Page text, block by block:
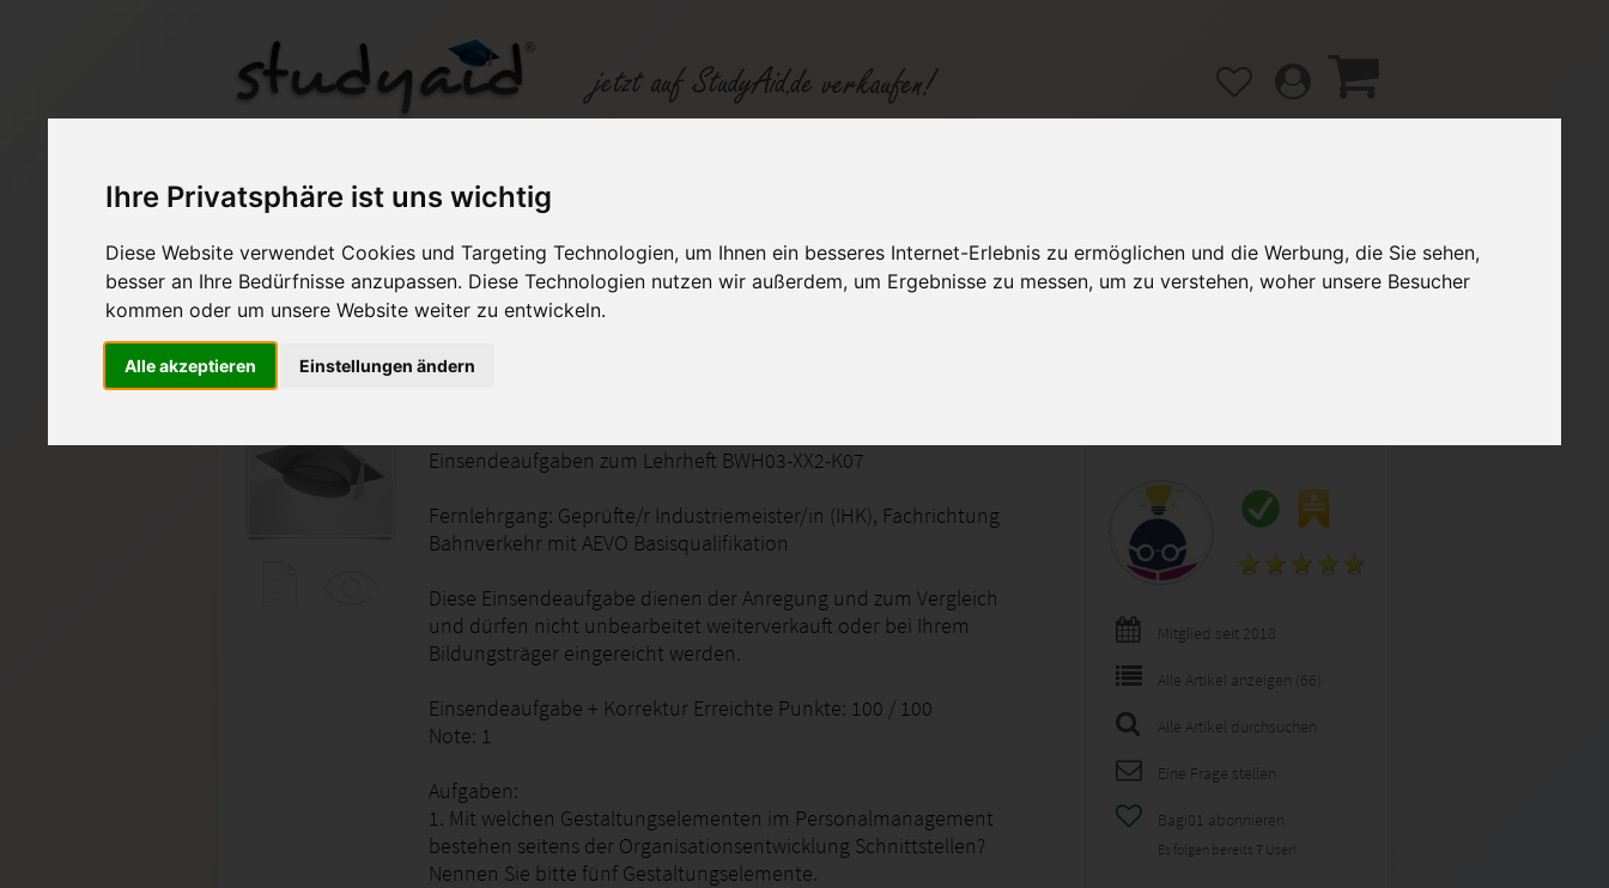
Ihre Privatsphäre ist uns wichtig
Diese Website verwendet Cookies und Targeting Technologien, um Ihnen ein besseres Internet-Erlebnis zu ermöglichen und die Werbung, die Sie sehen,
besser an Ihre Bedürfnisse anzupassen. Diese Technologien nutzen wir außerdem, um Ergebnisse zu messen, um zu verstehen, woher unsere Besucher
kommen oder um unsere Website weiter zu entwickeln.
Alle akzeptieren Einstellungen ändern
Betriebswirtschaftliches Handeln BWH03
Auf StudyAid.de verkaufen Kategorien Studiengänge / Lehrgänge Hilfe / FAQ
Einsendeaufgaben zum Lehrheft BWH03-XX2-K07
Fernlehrgang: Geprüfte/r Industriemeister/in (IHK), Fachrichtung
Bahnverkehr mit AEVO Basisqualifikation
Diese Einsendeaufgabe dienen der Anregung und zum Vergleich
und dürfen nicht unbearbeitet weiterverkauft oder bei Ihrem
Bildungsträger eingereicht werden.
Einsendeaufgabe + Korrektur Erreichte Punkte: 100 / 100
Note: 1
Aufgaben:
1. Mit welchen Gestaltungselementen im Personalmanagement
bestehen seitens der Organisationsentwicklung Schnittstellen?
Nennen Sie bitte fünf Gestaltungselemente.
Mitglied seit 2018
Alle Artikel anzeigen (66)
Alle Artikel durchsuchen
Eine Frage stellen
Bagi01 abonnieren
Es folgen bereits 7 User!